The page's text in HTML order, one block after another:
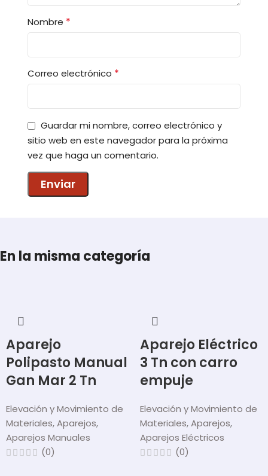
Nombre *
Correo electrónico *
Guardar mi nombre, correo electrónico y
sitio web en este navegador para la próxima
vez que haga un comentario.
En la misma categoría
Aparejo
Polipasto Manual
Gan Mar 2 Tn
Elevación y Movimiento de
Materiales,Aparejos,
Aparejos Manuales
(0)
Aparejo Eléctrico
3 Tn con carro
empuje
Elevación y Movimiento de
Materiales,Aparejos,
Aparejos Eléctricos
(0)